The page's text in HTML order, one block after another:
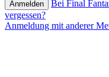
Bei Final
vergessen?
Anmeldung mit anderer